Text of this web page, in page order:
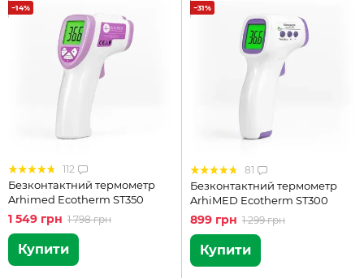
−14%
112
Безконтактний термометр
Arhimed Ecotherm ST350
1 549 грн 1 798 грн
Купити
−31%
81
Безконтактний термометр
ArhiMED Ecotherm ST300
899 грн 1 299 грн
Купити